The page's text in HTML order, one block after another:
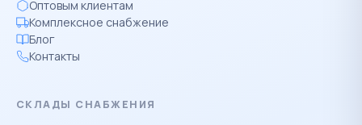
Оптовым клиентам
Комплексное снабжение
Блог
Контакты
СКЛАДЫ СНАБЖЕНИЯ